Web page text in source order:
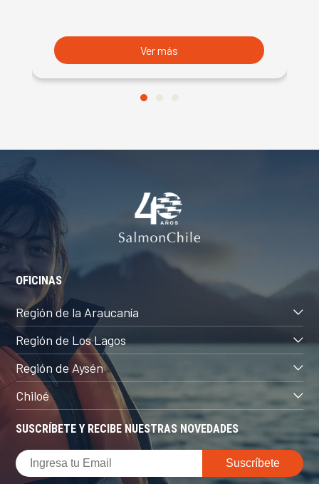
Ver más
SUSCRÍBETE Y RECIBE NUESTRAS NOVEDADES
OFICINAS
Región de la Araucanía
Región de Los Lagos
Región de Aysén
Chiloé